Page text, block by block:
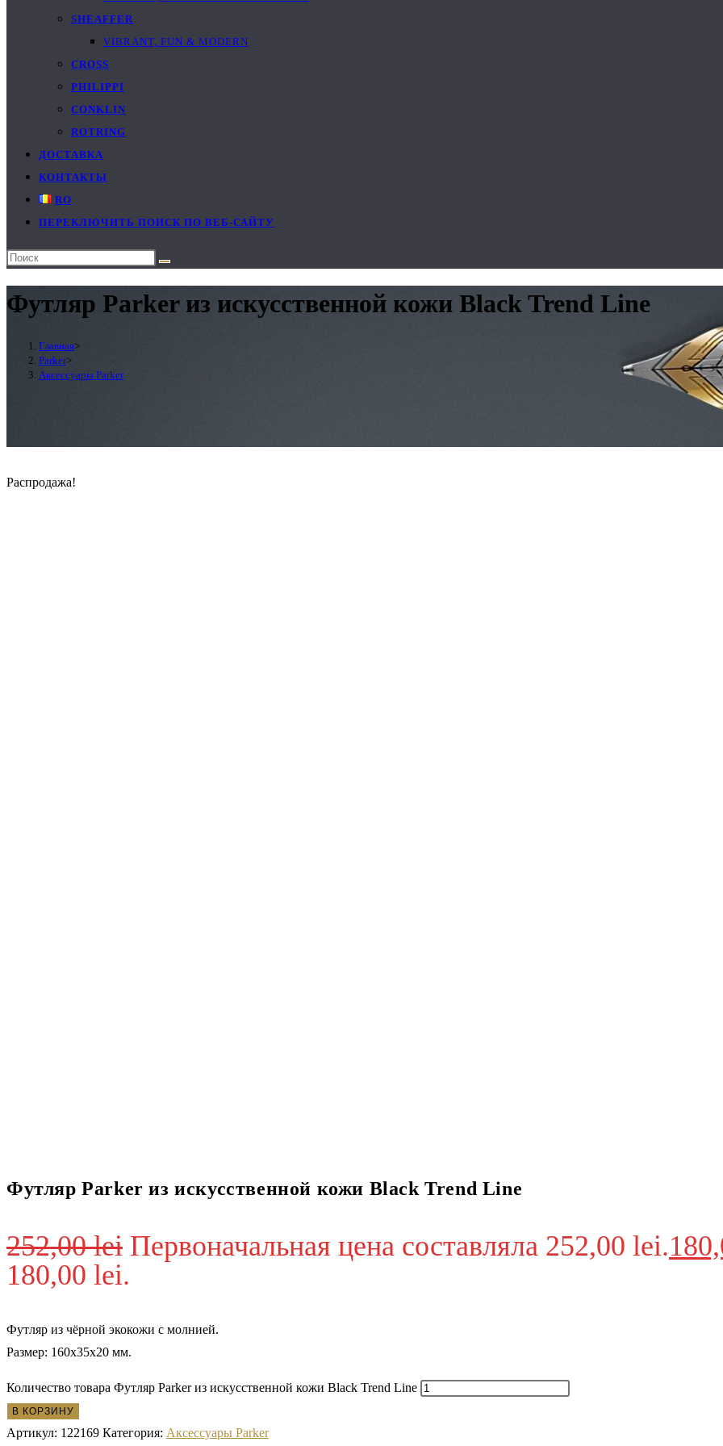
SHEAFFER
VIBRANT, FUN & MODERN
CROSS
PHILIPPI
CONKLIN
ROTRING
ДОСТАВКА
КОНТАКТЫ
RO
ПЕРЕКЛЮЧИТЬ ПОИСК ПО ВЕБ-САЙТУ
Футляр Parker из искусственной кожи Black Trend Line
Главная>
Parker>
Аксессуары Parker
Распродажа!
Футляр Parker из искусственной кожи Black Trend Line
252,00lei Первоначальная цена составляла 252,00 lei.
180,00 lei.
Футляр из чёрной экокожи с молнией.
Размер: 160x35x20 мм.
Количество товара Футляр Parker из искусственной кожи Black Trend Line
В КОРЗИНУ
Артикул: 122169 Категория: Аксессуары Parker